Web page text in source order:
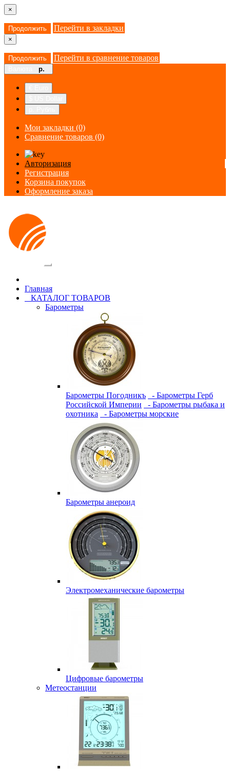
×
Продолжить Перейти в закладки
×
Продолжить Перейти в сравнение товаров
р.
Мои закладки (0)
Сравнение товаров (0)
Авторизация
Регистрация
Корзина покупок
Оформление заказа
Главная
КАТАЛОГ ТОВАРОВ
Барометры
Барометры Погодникъ
- Барометры Герб
Российской Империи
- Барометры рыбака и
охотника
- Барометры морские
Барометры анероид
Электромеханические барометры
Цифровые барометры
Метеостанции